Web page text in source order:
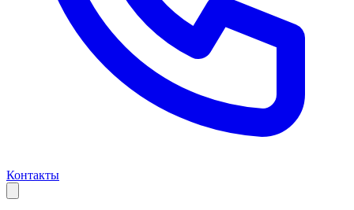
Контакты